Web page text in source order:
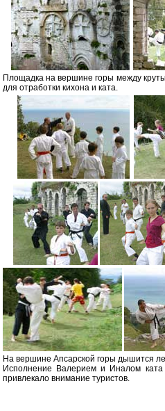
Площадка на вершине горы между
для отработки кихона и ката.
На вершине Апсарской горы дышится
Исполнение Валерием и Иналом ката
привлекало внимание туристов.